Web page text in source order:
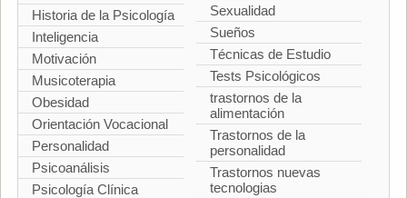
Historia de la Psicología
Inteligencia
Motivación
Musicoterapia
Obesidad
Orientación Vocacional
Personalidad
Psicoanálisis
Psicología Clínica
Sexualidad
Sueños
Técnicas de Estudio
Tests Psicológicos
trastornos de la
alimentación
Trastornos de la
personalidad
Trastornos nuevas
tecnologias